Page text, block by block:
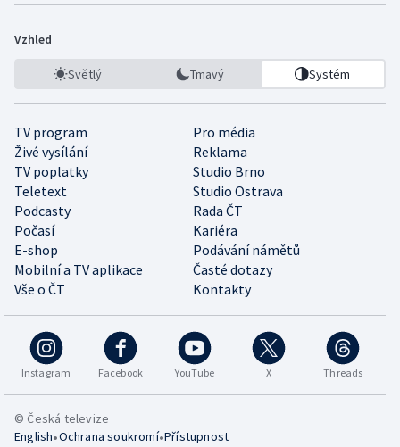
Vzhled
Světlý Tmavý Systém
TV program
Pro média
Živé vysílání
Reklama
TV poplatky
Studio Brno
Teletext
Studio Ostrava
Podcasty
Rada ČT
Počasí
Kariéra
E-shop
Podávání námětů
Mobilní a TV aplikace
Časté dotazy
Vše o ČT
Kontakty
Instagram Facebook YouTube X Threads
© Česká televize
English•Ochrana soukromí•Přístupnost